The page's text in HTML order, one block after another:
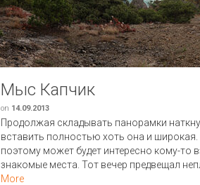
Мыс Капчик
on 14.09.2013
Продолжая складывать панорамки
вставить полностью хоть она и
поэтому может будет интересно кому-то
знакомые места. Тот вечер предвещал
More